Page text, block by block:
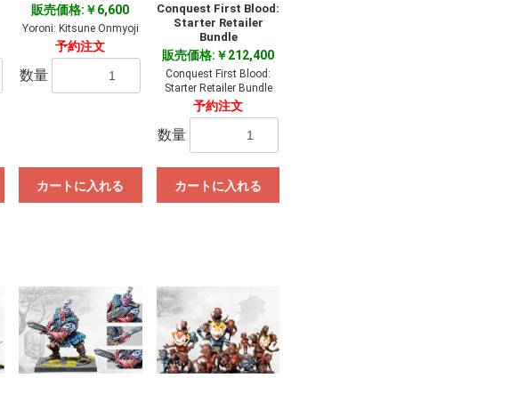
販売価格:￥6,600
Yoroni: Kitsune Onmyoji
予約注文
数量
カートに入れる
Conquest First Blood:
Starter Retailer
Bundle
販売価格:￥212,400
Conquest First Blood:
Starter Retailer Bundle
予約注文
数量
カートに入れる